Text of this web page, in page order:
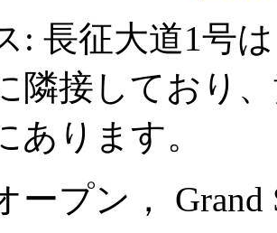
: 長征大道1号
隣接しており
あります。
ープン，